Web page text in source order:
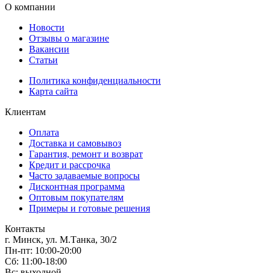
О компании
Новости
Отзывы о магазине
Вакансии
Статьи
Политика конфиденциальности
Карта сайта
Клиентам
Оплата
Доставка и самовывоз
Гарантия, ремонт и возврат
Кредит и рассрочка
Часто задаваемые вопросы
Дисконтная программа
Оптовым покупателям
Примеры и готовые решения
Контакты
г. Минск, ул. М.Танка, 30/2
Пн-пт: 10:00-20:00
Сб: 11:00-18:00